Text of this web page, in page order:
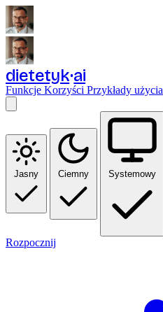
dietetyk ai
Funkcje Korzyści Przykłady użycia
Jasny Ciemny Systemowy
Rozpocznij